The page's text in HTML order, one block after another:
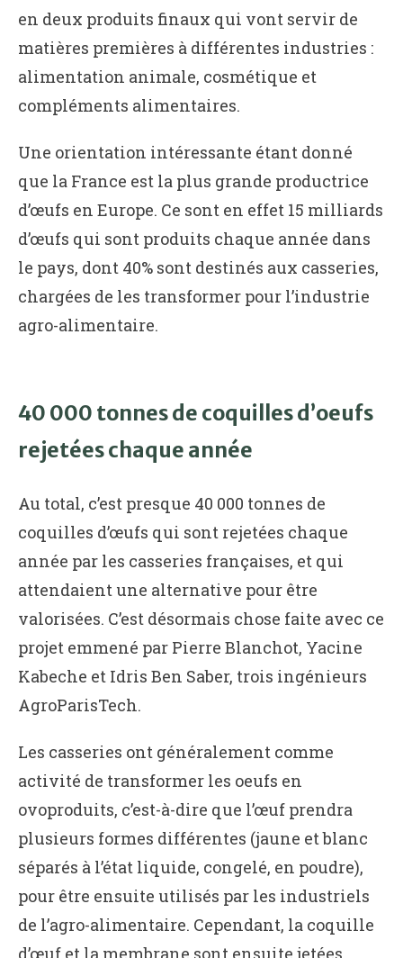
en deux produits finaux qui vont servir de
matières premières à différentes industries :
alimentation animale, cosmétique et
compléments alimentaires.
Une orientation intéressante étant donné
que la France est la plus grande productrice
d’œufs en Europe. Ce sont en effet 15 milliards
d’œufs qui sont produits chaque année dans
le pays, dont 40% sont destinés aux casseries,
chargées de les transformer pour l’industrie
agro-alimentaire.
40 000 tonnes de coquilles d’oeufs
rejetées chaque année
Au total, c’est presque 40 000 tonnes de
coquilles d’œufs qui sont rejetées chaque
année par les casseries françaises, et qui
attendaient une alternative pour être
valorisées. C’est désormais chose faite avec ce
projet emmené par Pierre Blanchot, Yacine
Kabeche et Idris Ben Saber, trois ingénieurs
AgroParisTech.
Les casseries ont généralement comme
activité de transformer les oeufs en
ovoproduits, c’est-à-dire que l’œuf prendra
plusieurs formes différentes (jaune et blanc
séparés à l’état liquide, congelé, en poudre),
pour être ensuite utilisés par les industriels
de l’agro-alimentaire. Cependant, la coquille
d’œuf et la membrane sont ensuite jetées.